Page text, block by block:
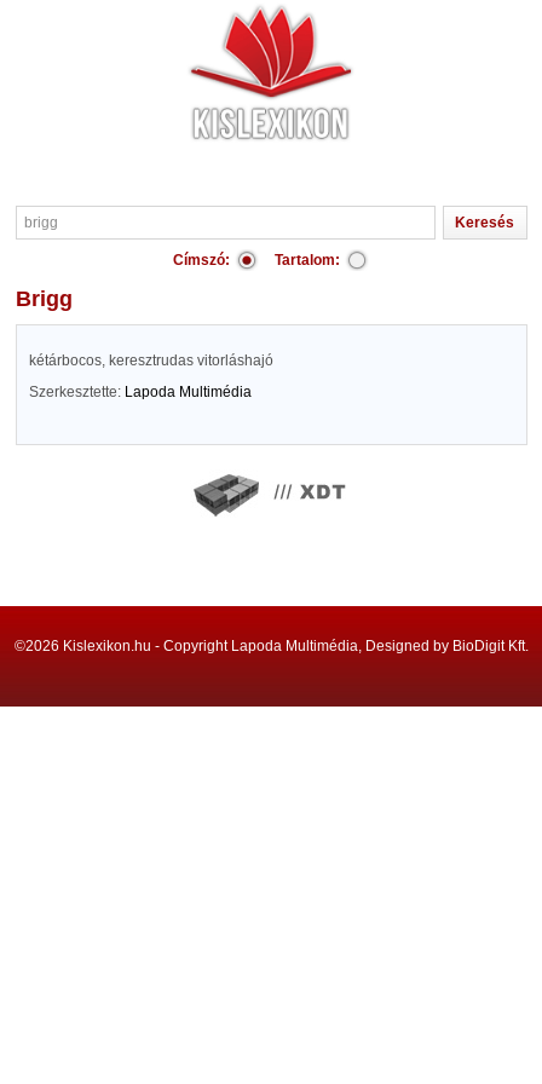
Címszó: Tartalom:
brigg
kétárbocos, keresztrudas vitorláshajó
Szerkesztette: Lapoda Multimédia
©2026 Kislexikon.hu - Copyright Lapoda Multimédia, Designed by BioDigit Kft.